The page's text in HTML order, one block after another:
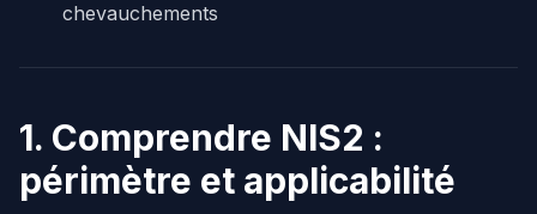
chevauchements
1. Comprendre NIS2 :
périmètre et applicabilité